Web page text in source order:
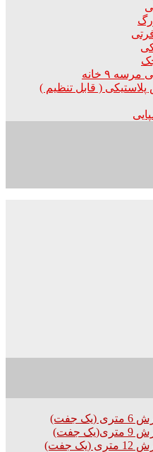
۹ خانه
( قابل تنظیم )
جفت)
جفت)
جفت)